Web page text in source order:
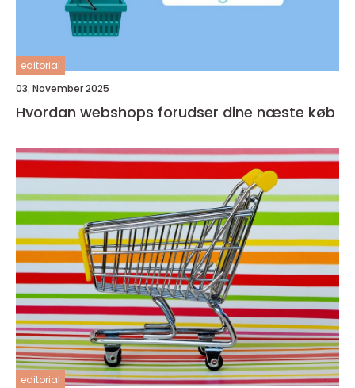
editorial
03. November 2025
Hvordan webshops forudser dine næste køb
editorial